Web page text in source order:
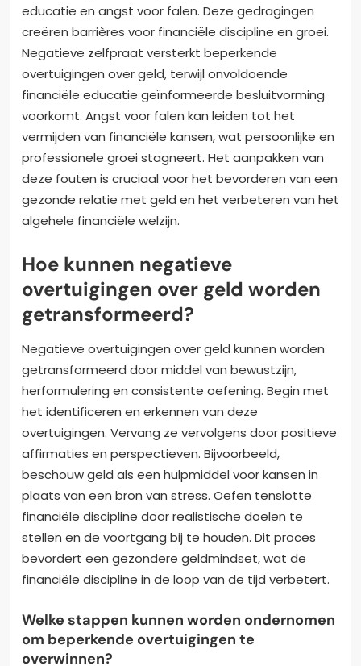
educatie en angst voor falen. Deze gedragingen
creëren barrières voor financiële discipline en groei.
Negatieve zelfpraat versterkt beperkende
overtuigingen over geld, terwijl onvoldoende
financiële educatie geïnformeerde besluitvorming
voorkomt. Angst voor falen kan leiden tot het
vermijden van financiële kansen, wat persoonlijke en
professionele groei stagneert. Het aanpakken van
deze fouten is cruciaal voor het bevorderen van een
gezonde relatie met geld en het verbeteren van het
algehele financiële welzijn.
Hoe kunnen negatieve
overtuigingen over geld worden
getransformeerd?
Negatieve overtuigingen over geld kunnen worden
getransformeerd door middel van bewustzijn,
herformulering en consistente oefening. Begin met
het identificeren en erkennen van deze
overtuigingen. Vervang ze vervolgens door positieve
affirmaties en perspectieven. Bijvoorbeeld,
beschouw geld als een hulpmiddel voor kansen in
plaats van een bron van stress. Oefen tenslotte
financiële discipline door realistische doelen te
stellen en de voortgang bij te houden. Dit proces
bevordert een gezondere geldmindset, wat de
financiële discipline in de loop van de tijd verbetert.
Welke stappen kunnen worden ondernomen
om beperkende overtuigingen te
overwinnen?